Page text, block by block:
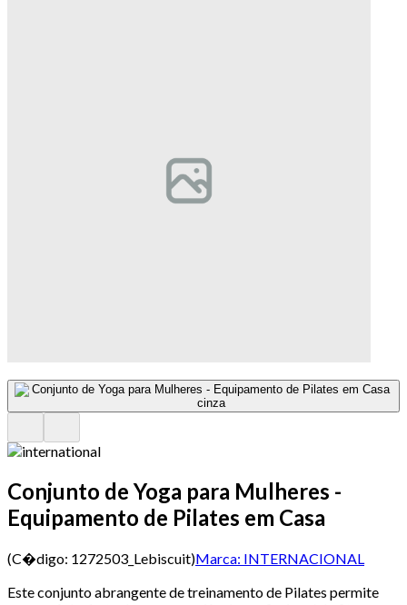
Conjunto de Yoga para Mulheres -
Equipamento de Pilates em Casa
(C�digo: 1272503_Lebiscuit)Marca: INTERNACIONAL
Este conjunto abrangente de treinamento de Pilates permite